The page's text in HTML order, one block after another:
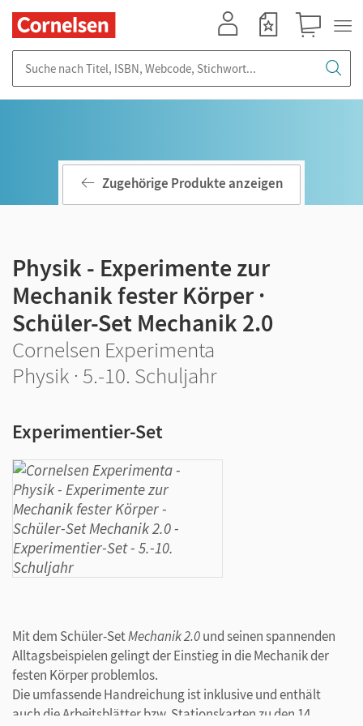
Zugehörige Produkte anzeigen
Physik - Experimente zur
Mechanik fester Körper ·
Schüler-Set Mechanik 2.0
Cornelsen Experimenta
Physik · 5.-10. Schuljahr
Experimentier-Set
Mit dem Schüler-SetMechanik 2.0und seinen spannenden
Alltagsbeispielen gelingt der Einstieg in die Mechanik der
festen Körper problemlos.
Die umfassende Handreichung ist inklusive und enthält
auch die Arbeitsblätter bzw. Stationskarten zu den 14